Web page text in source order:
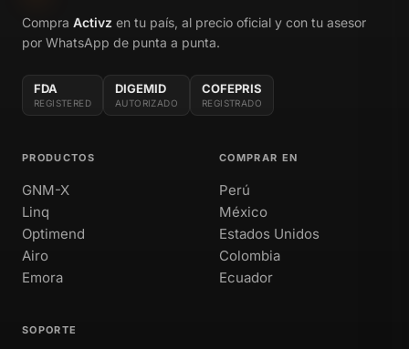
Compra Activz en tu país, al precio oficial y con tu asesor
por WhatsApp de punta a punta.
FDA
REGISTERED
DIGEMID
AUTORIZADO
COFEPRIS
REGISTRADO
PRODUCTOS
GNM-X
Linq
Optimend
Airo
Emora
COMPRAR EN
Perú
México
Estados Unidos
Colombia
Ecuador
SOPORTE